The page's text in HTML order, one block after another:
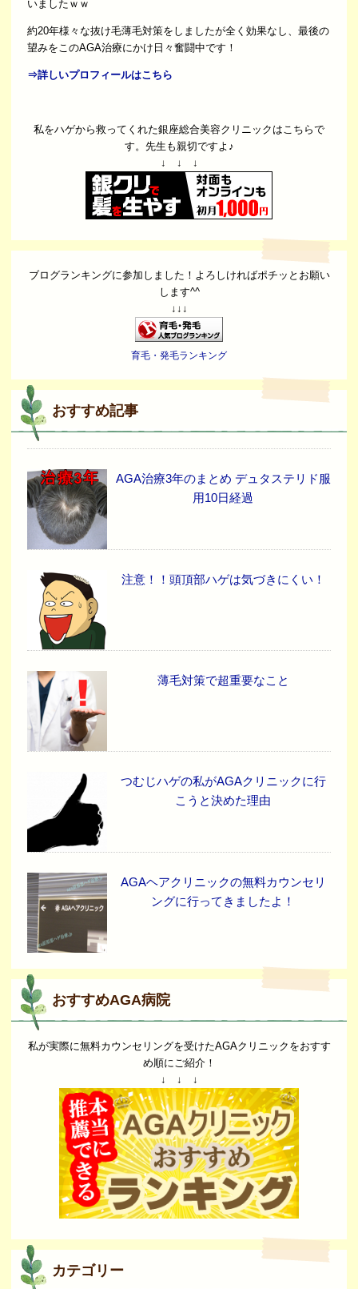
いましたｗｗ
約20年様々な抜け毛薄毛対策をしましたが全く効果なし、最後の
望みをこのAGA治療にかけ日々奮闘中です！
⇒詳しいプロフィールはこちら
私をハゲから救ってくれた銀座総合美容クリニックはこちらで
す。先生も親切ですよ♪
↓ ↓ ↓
ブログランキングに参加しました！よろしければポチッとお願い
します^^
↓↓↓
育毛・発毛ランキング
おすすめ記事
AGA治療3年のまとめ デュタステリド服
用10日経過
注意！！頭頂部ハゲは気づきにくい！
薄毛対策で超重要なこと
つむじハゲの私がAGAクリニックに行
こうと決めた理由
AGAヘアクリニックの無料カウンセリ
ングに行ってきましたよ！
おすすめAGA病院
私が実際に無料カウンセリングを受けたAGAクリニックをおすす
め順にご紹介！
↓ ↓ ↓
カテゴリー